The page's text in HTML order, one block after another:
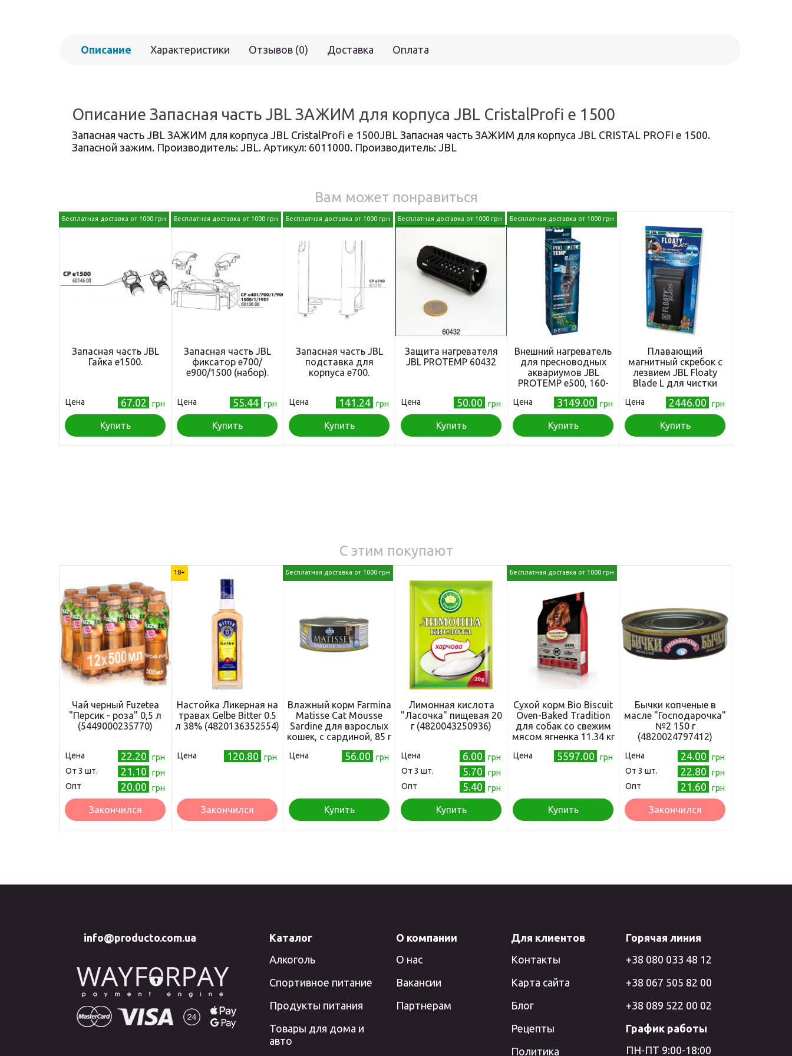
Описание Характеристики Отзывов (0) Доставка Оплата
Описание Запасная часть JBL ЗАЖИМ для корпуса JBL CristalProfi e 1500
Запасная часть JBL ЗАЖИМ для корпуса JBL CristalProfi e 1500JBL Запасная часть ЗАЖИМ для корпуса JBL CRISTAL PROFI e 1500.
Запасной зажим. Производитель: JBL. Артикул: 6011000. Производитель: JBL
Вам может понравиться
Бесплатная доставка от 1000 грн
Запасная часть JBL
Гайка е1500.
Цена 67.02 грн
Купить
Бесплатная доставка от 1000 грн
Запасная часть JBL
фиксатор е700/
е900/1500 (набор).
Цена 55.44 грн
Купить
Бесплатная доставка от 1000 грн
Запасная часть JBL
подставка для
корпуса е700.
Цена 141.24 грн
Купить
Бесплатная доставка от 1000 грн
Защита нагревателя
JBL PROTEMP 60432
Цена 50.00 грн
Купить
Бесплатная доставка от 1000 грн
Внешний нагреватель
для пресноводных
аквариумов JBL
PROTEMP e500, 160-
Цена 3149.00 грн
Купить
Плавающий
магнитный скребок с
лезвием JBL Floaty
Blade L для чистки
стекол 15 мм
Цена 2446.00 грн
Купить
С этим покупают
Чай черный Fuzetea
"Персик - роза" 0,5 л
(5449000235770)
Цена 22.20
грн
Oт 3 шт.
21.10
грн
Опт
20.00 грн
Закончился
18+
Настойка Ликерная на
травах Gelbe Bitter 0.5
л 38% (4820136352554)
Цена 120.80 грн
Закончился
Бесплатная доставка от 1000 грн
Влажный корм Farmina
Matisse Cat Mousse
Sardine для взрослых
кошек, с сардиной, 85 г
Цена 56.00 грн
Купить
Лимонная кислота
"Ласочка" пищевая 20
г (4820043250936)
Цена 6.00
грн
Oт 3 шт.
5.70
грн
Опт
5.40 грн
Купить
Бесплатная доставка от 1000 грн
Сухой корм Bio Biscuit
Oven-Baked Tradition
для собак со свежим
мясом ягненка 11.34 кг
Цена 5597.00 грн
Купить
Бычки копченые в
масле "Господарочка"
№2 150 г
(4820024797412)
Цена 24.00
грн
Oт 3 шт.
22.80
грн
Опт
21.60 грн
Закончился
info@producto.com.ua
Каталог
Алкоголь
Спортивное питание
Продукты питания
Товары для дома и
авто
О компании
О нас
Вакансии
Партнерам
Для клиентов
Контакты
Карта сайта
Блог
Рецепты
Политика
Горячая линия
+38 080 033 48 12
+38 067 505 82 00
+38 089 522 00 02
График работы
ПН-ПТ 9:00-18:00